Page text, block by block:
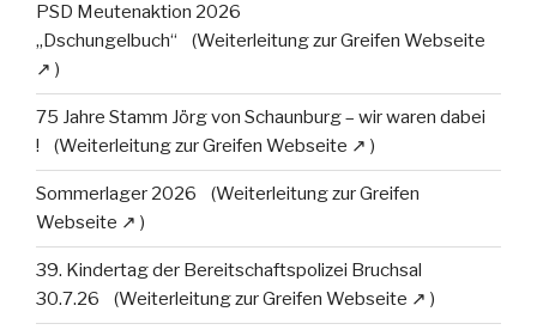
PSD Meutenaktion 2026
„Dschungelbuch“
75 Jahre Stamm Jörg von Schaunburg – wir waren dabei
!
Sommerlager 2026
39. Kindertag der Bereitschaftspolizei Bruchsal
30.7.26